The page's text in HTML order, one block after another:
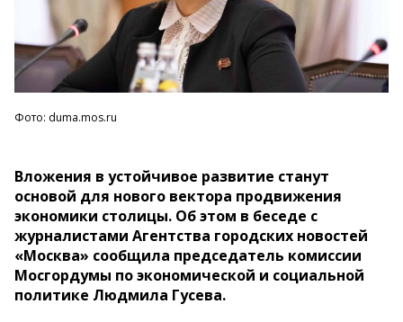
Фото: duma.mos.ru
Вложения в устойчивое развитие станут
основой для нового вектора продвижения
экономики столицы. Об этом в беседе с
журналистами Агентства городских новостей
«Москва» сообщила председатель комиссии
Мосгордумы по экономической и социальной
политике Людмила Гусева.